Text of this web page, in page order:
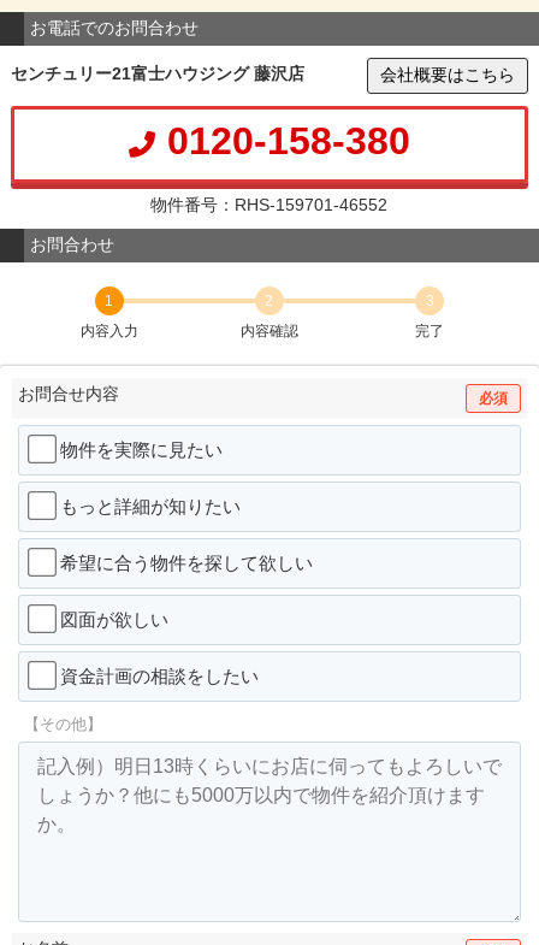
お電話でのお問合わせ
センチュリー21富士ハウジング 藤沢店 会社概要はこちら
0120-158-380
物件番号：RHS-159701-46552
お問合わせ
1
内容入力
2
内容確認
3
完了
お問合せ内容 必須
物件を実際に見たい
もっと詳細が知りたい
希望に合う物件を探して欲しい
図面が欲しい
資金計画の相談をしたい
【その他】